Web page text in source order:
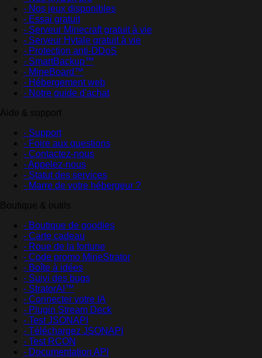
- Nos jeux disponibles
- Essai gratuit
- Serveur Minecraft gratuit à vie
- Serveur Hytale gratuit à vie
- Protection anti-DDoS
- SmartBackup™
- MineBoard™
- Hébergement web
- Notre guide d'achat
Aide & support
- Support
- Foire aux questions
- Contactez-nous
- Appelez-nous
- Statut des services
- Marre de votre hébergeur ?
Boutique & outils
- Boutique de goodies
- Carte cadeau
- Roue de la fortune
- Code promo MineStrator
- Boîte à idées
- Suivi des bugs
- StratorAI™
- Connecter votre IA
- Plugin Stream Deck
- Test JSONAPI
- Téléchargez JSONAPI
- Test RCON
- Documentation API